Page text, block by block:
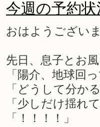
今週の予約
おはようござい
先日、息子とお
「陽介、地球回
「どうして分か
「少しだけ揺れ
「！！！！」